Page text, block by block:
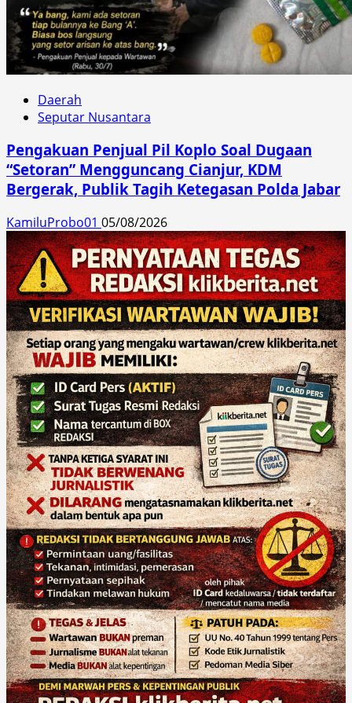
Daerah
Seputar Nusantara
Pengakuan Penjual Pil Koplo Soal Dugaan
“Setoran” Mengguncang Cianjur, KDM
Bergerak, Publik Tagih Ketegasan Polda Jabar
KamiluProbo01 05/08/2026